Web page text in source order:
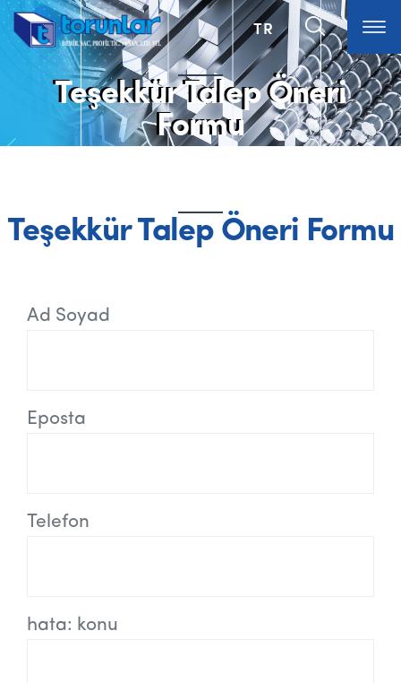
TR
Teşekkür Talep Öneri
Formu
Teşekkür Talep Öneri Formu
Ad Soyad
Eposta
Telefon
hata: konu